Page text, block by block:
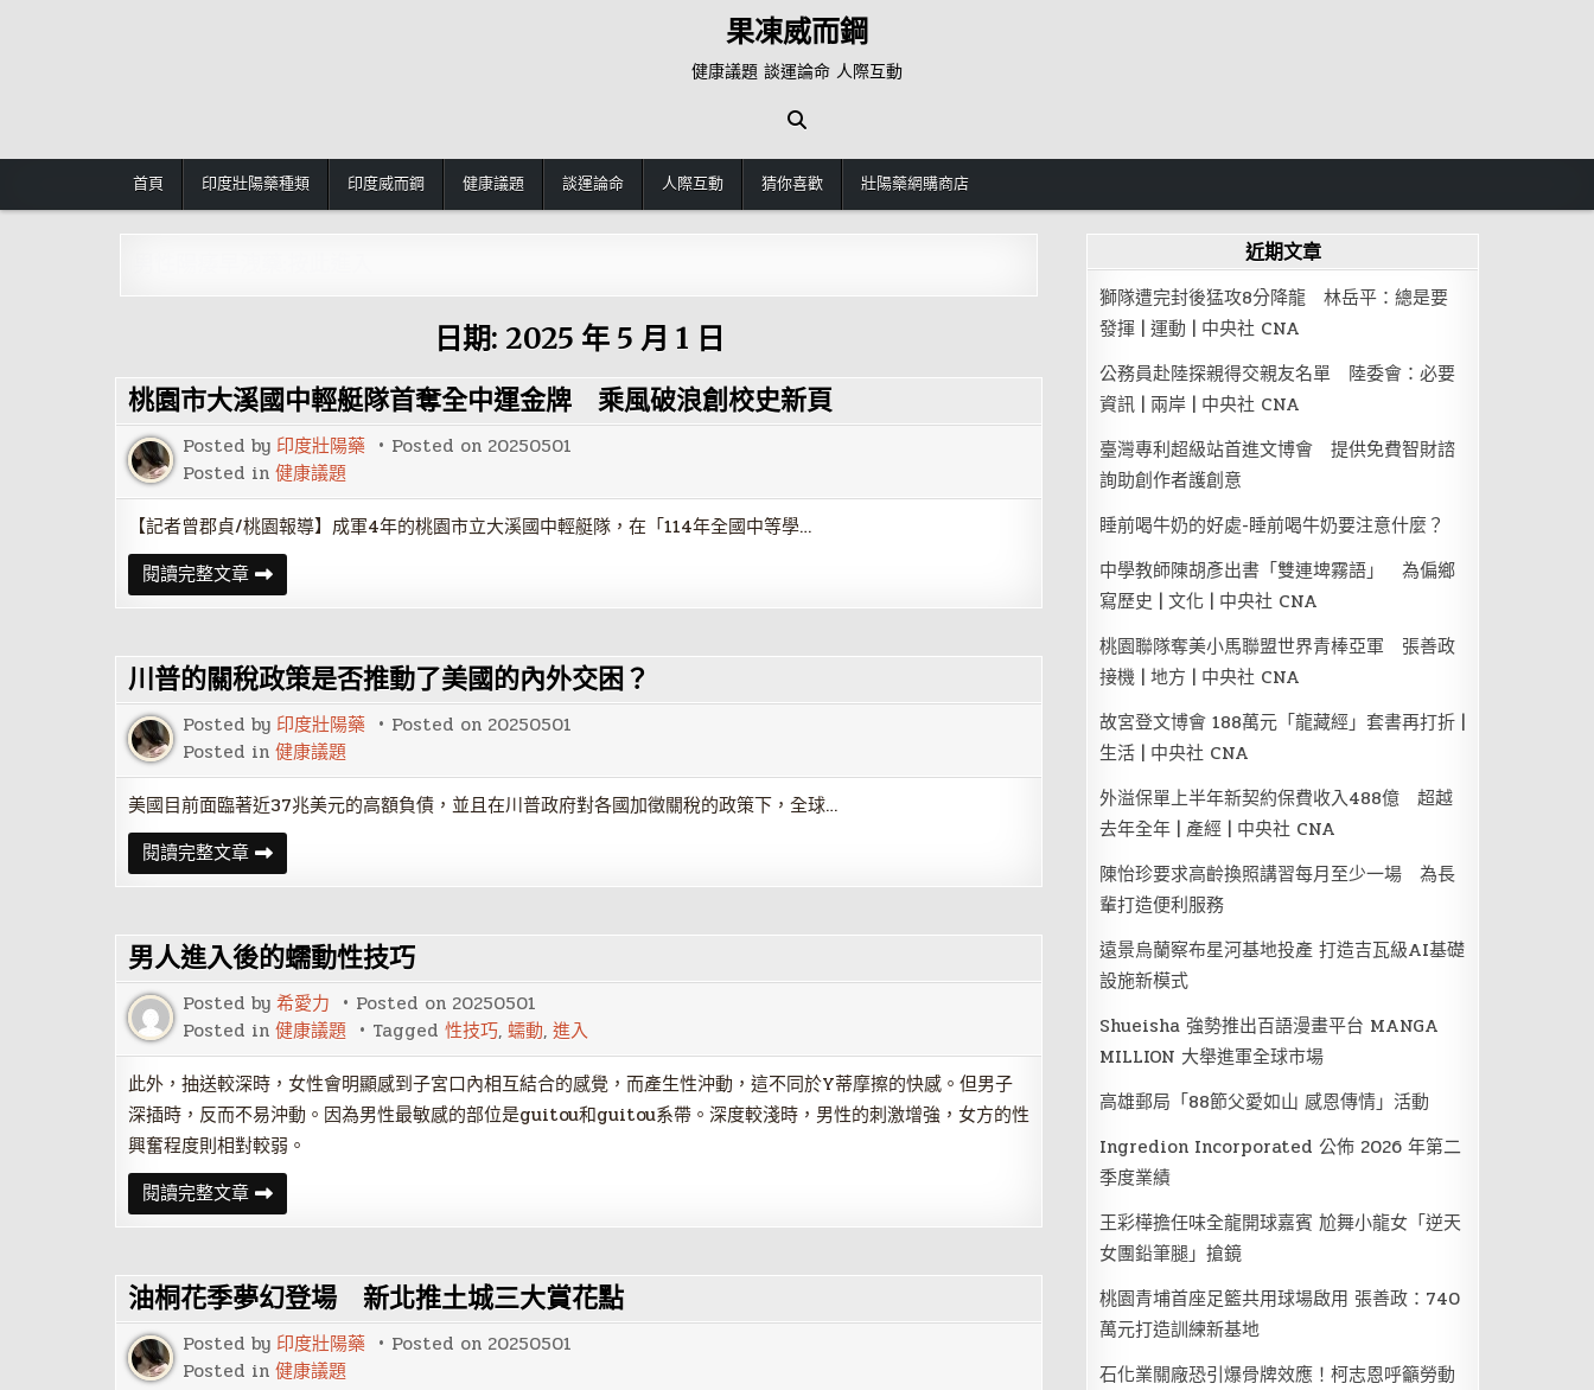
果凍威而鋼
健康議題 談運論命 人際互動
首頁 印度壯陽藥種類 印度威而鋼 健康議題 談運論命 人際互動 猜你喜歡 壯陽藥網購商店
日期: 2025 年 5 月 1 日
桃園市大溪國中輕艇隊首奪全中運金牌 乘風破浪創校史新頁
Posted by 印度壯陽藥 Posted on 20250501
Posted in 健康議題
【記者曾郡貞/桃園報導】成軍4年的桃園市立大溪國中輕艇隊，在「114年全國中等學…
閱讀完整文章桃
園
市
國
中
輕
艇
隊
首
全
中
運
金
牌
乘
風
浪
創
校
史
新
頁
川普的關稅政策是否推動了美國的內外交困？
Posted by 印度壯陽藥 Posted on 20250501
Posted in 健康議題
美國目前面臨著近37兆美元的高額負債，並且在川普政府對各國加徵關稅的政策下，全球…
閱讀完整文章川
普
的
政
策
是
否
推
動
美
國
的
內
外
交
困？
男人進入後的蠕動性技巧
Posted by 希愛力 Posted on 20250501
Posted in 健康議題 Tagged 性技巧, 蠕動, 進入
此外，抽送較深時，女性會明顯感到子宮口內相互結合的感覺，而產生性沖動，這不同於Y蒂摩擦的快感。但男子
深插時，反而不易沖動。因為男性最敏感的部位是guitou和guitou系帶。深度較淺時，男性的刺激增強，女方的性
興奮程度則相對較弱。
閱讀完整文章男
人
進
的
蠕
動
性
技
巧
油桐花季夢幻登場 新北推土城三大賞花點
Posted by 印度壯陽藥 Posted on 20250501
Posted in 健康議題
近期文章
獅隊遭完封後猛攻8分降龍 林岳平：總是要
發揮 | 運動 | 中央社 CNA
公務員赴陸探親得交親友名單 陸委會：必要
資訊 | 兩岸 | 中央社 CNA
臺灣專利超級站首進文博會 提供免費智財諮
詢助創作者護創意
睡前喝牛奶的好處-睡前喝牛奶要注意什麼？
中學教師陳胡彥出書「雙連埤霧語」 為偏鄉
寫歷史 | 文化 | 中央社 CNA
桃園聯隊奪美小馬聯盟世界青棒亞軍 張善政
接機 | 地方 | 中央社 CNA
故宮登文博會 188萬元「龍藏經」套書再打折 |
生活 | 中央社 CNA
外溢保單上半年新契約保費收入488億 超越
去年全年 | 產經 | 中央社 CNA
陳怡珍要求高齡換照講習每月至少一場 為長
輩打造便利服務
遠景烏蘭察布星河基地投產 打造吉瓦級AI基礎
設施新模式
Shueisha 強勢推出百語漫畫平台 MANGA
MILLION 大舉進軍全球市場
高雄郵局「88節父愛如山 感恩傳情」活動
Ingredion Incorporated 公佈 2026 年第二
季度業績
王彩樺擔任味全龍開球嘉賓 尬舞小龍女「逆天
女團鉛筆腿」搶鏡
桃園青埔首座足籃共用球場啟用 張善政：740
萬元打造訓練新基地
石化業關廠恐引爆骨牌效應！柯志恩呼籲勞動